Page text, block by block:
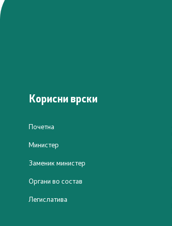
Контакт
Контакт
Корисни врски
Почетна
Министер
Заменик министер
Органи во состав
Легислатива